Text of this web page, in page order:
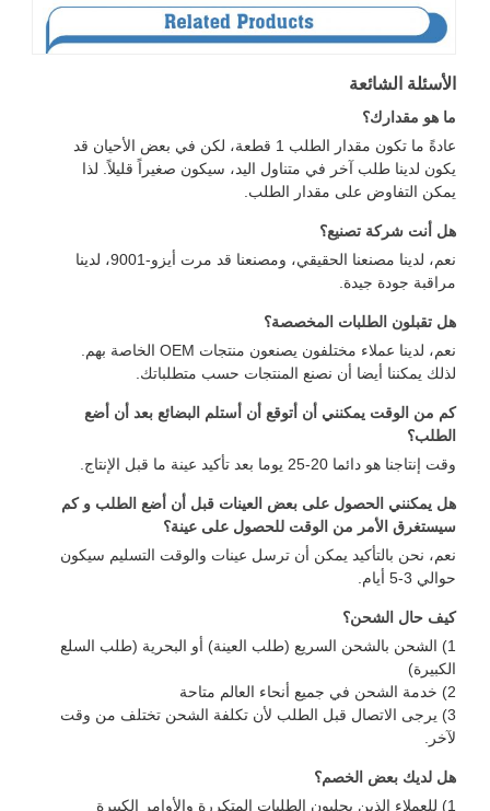
الأسئلة الشائعة
ما هو مقدارك؟
عادةً ما تكون مقدار الطلب 1 قطعة، لكن في بعض الأحيان قد
يكون لدينا طلب آخر في متناول اليد، سيكون صغيراً قليلاً. لذا
يمكن التفاوض على مقدار الطلب.
هل أنت شركة تصنيع؟
نعم، لدينا مصنعنا الحقيقي، ومصنعنا قد مرت أيزو-9001، لدينا
مراقبة جودة جيدة.
هل تقبلون الطلبات المخصصة؟
نعم، لدينا عملاء مختلفون يصنعون منتجات OEM الخاصة بهم.
لذلك يمكننا أيضا أن نصنع المنتجات حسب متطلباتك.
كم من الوقت يمكنني أن أتوقع أن أستلم البضائع بعد أن أضع
الطلب؟
وقت إنتاجنا هو دائما 20-25 يوما بعد تأكيد عينة ما قبل الإنتاج.
هل يمكنني الحصول على بعض العينات قبل أن أضع الطلب و كم
سيستغرق الأمر من الوقت للحصول على عينة؟
نعم، نحن بالتأكيد يمكن أن ترسل عينات والوقت التسليم سيكون
حوالي 3-5 أيام.
كيف حال الشحن؟
1) الشحن بالشحن السريع (طلب العينة) أو البحرية (طلب السلع
الكبيرة)
3) يرجى الاتصال قبل الطلب لأن تكلفة الشحن تختلف من وقت
لآخر.
هل لديك بعض الخصم؟